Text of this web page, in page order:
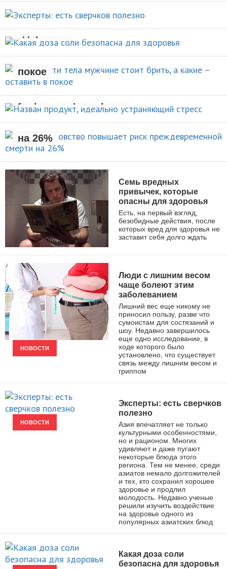
НОВОСТИ
полезно
НОВОСТИ
Какая доза соли безопасна для
здоровья
НОВОСТИ
Какие части тела мужчине стоит
брить, а какие – оставить в
покое
УХОД ЗА СОБОЙ
Назван продукт, идеально
устраняющий стресс
НОВОСТИ
Раннее отцовство повышает
риск преждевременной смерти
на 26%
НОВОСТИ
ЗДОРОВЫЙ ОБРАЗ ЖИЗНИ
Семь вредных
привычек, которые
опасны для здоровья
Есть, на первый взгляд,
безобидные действия, после
которых вред для здоровья не
заставит себя долго ждать
НОВОСТИ
Люди с лишним весом
чаще болеют этим
заболеванием
Лишний вес еще никому не
приносил пользу, разве что
сумоистам для состязаний и
шоу. Недавно завершилось
еще одно исследование, в
ходе которого было
установлено, что существует
связь между лишним весом и
гриппом
НОВОСТИ
Эксперты: есть сверчков
полезно
Азия впечатляет не только
культурными особенностями,
но и рационом. Многих
удивляют и даже пугают
некоторые блюда этого
региона. Тем не менее, среди
азиатов немало долгожителей
и тех, кто сохранил хорошее
здоровье и продлил
молодость. Недавно ученые
решили изучить воздействие
на здоровье одного из
популярных азиатских блюд
Какая доза соли
безопасна для здоровья